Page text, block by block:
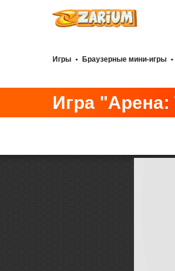
Игры • Браузерные мини-игры •
Игра